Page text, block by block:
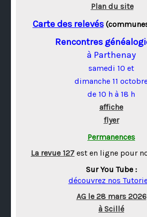
Plan du site
Carte des relevés
Rencontres
à Parthenay
samedi 10 et
dimanche 11
de 10 h à 18 h
affiche
flyer
Permanences
La revue 127 est en ligne pour
Sur You Tube :
découvrez nos
AG le 28 mars 2026
à Scillé